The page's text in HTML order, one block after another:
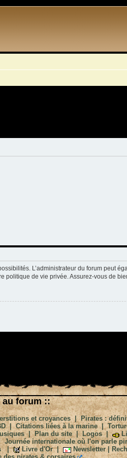
L’administrateur du forum peut
politique de vie privée. Assurez-vous de
au forum ::
et croyances|Pirates :
|Citations liées à la marine|
|Plan du site|Logos|
Journée internationale où l'on parle
| Livre d'Or| Newsletter|